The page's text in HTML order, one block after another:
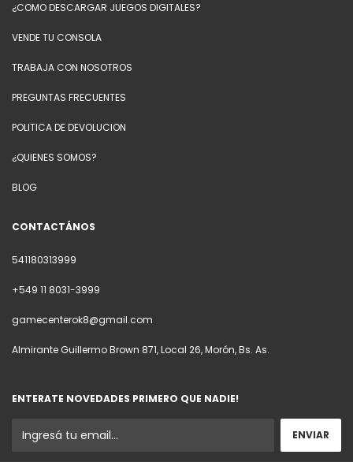
¿COMO DESCARGAR JUEGOS DIGITALES?
VENDE TU CONSOLA
TRABAJA CON NOSOTROS
PREGUNTAS FRECUENTES
POLITICA DE DEVOLUCION
¿QUIENES SOMOS?
BLOG
CONTACTÁNOS
541180313999
+549 11 8031-3999
gamecenterok8@gmail.com
Almirante Guillermo Brown 871, Local 26, Morón, Bs. As.
ENTERATE NOVEDADES PRIMERO QUE NADIE!